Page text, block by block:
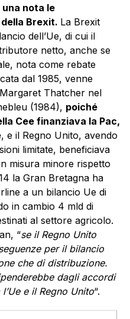
nota le
Brexit. La Brexit
dell’Ue, di cui il
netto, anche se
nota come rebate
dal 1985, venne
Thatcher nel
(1984), poiché
Cee finanziava la Pac,
, e il Regno Unito, avendo
limitate, beneficiava
misura minore rispetto
la Gran Bretagna ha
a un bilancio Ue di
in cambio 4 mld di
al settore agricolo.
“se il Regno Unito
per il bilancio
che di distribuzione.
dagli accordi
e il Regno Unito“.